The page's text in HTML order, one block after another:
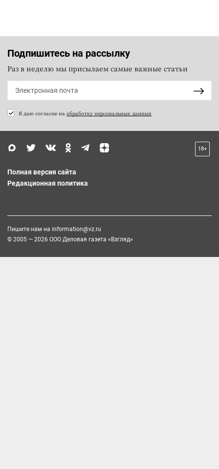
Подпишитесь на рассылку
Раз в неделю мы присылаем самые важные статьи
Я даю согласие на обработку персональных данных
18+
Полная версия сайта
Редакционная политика
Пишите нам на information@vz.ru
© 2005 — 2026 ООО Деловая газета «Взгляд»